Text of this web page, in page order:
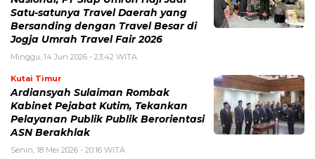
Satu-satunya Travel Daerah yang
Bersanding dengan Travel Besar di
Jogja Umrah Travel Fair 2026
Minggu, 14 Jun 2026 - 23:42 WITA
Kutai Timur
Ardiansyah Sulaiman Rombak
Kabinet Pejabat Kutim, Tekankan
Pelayanan Publik Publik Berorientasi
ASN Berakhlak
Senin, 18 Mei 2026 - 20:16 WITA